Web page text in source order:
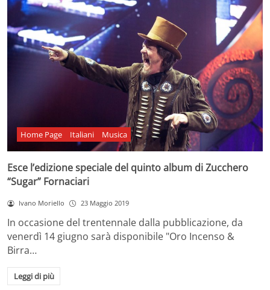
Home Page Italiani Musica
Esce l’edizione speciale del quinto album di Zucchero
“Sugar” Fornaciari
Ivano Moriello 23 Maggio 2019
In occasione del trentennale dalla pubblicazione, da
venerdì 14 giugno sarà disponibile "Oro Incenso &
Birra…
Leggi di più